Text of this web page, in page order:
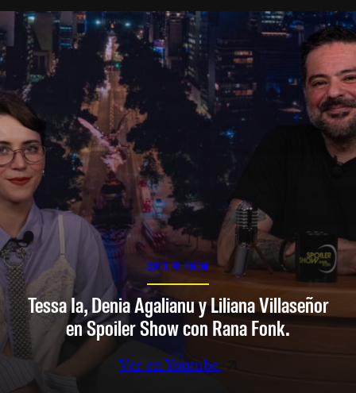
SPOILER SHOW
Tessa Ia, Denia Agalianu y Liliana Villaseñor
en Spoiler Show con Rana Fonk.
Ver en Youtube